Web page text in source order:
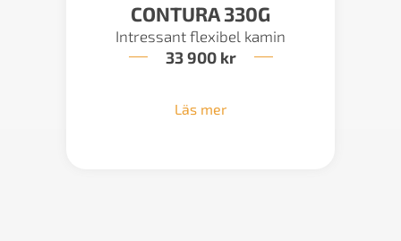
CONTURA 330G
Intressant flexibel kamin
33 900 kr
Läs mer